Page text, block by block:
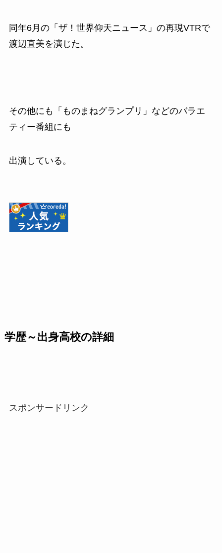
同年6月の「ザ！世界仰天ニュース」の再現VTRで
渡辺直美を演じた。
その他にも「ものまねグランプリ」などのバラエ
ティー番組にも
出演している。
学歴～出身高校の詳細
スポンサードリンク